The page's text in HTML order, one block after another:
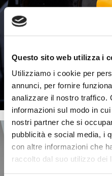
Questo sito web utilizza i
Utilizziamo i cookie per
annunci, per fornire
analizzare il nostro traffico.
informazioni sul modo in
nostri partner che si
pubblicità e social media, i
con altre informazioni che
raccolto dal suo utilizzo dei